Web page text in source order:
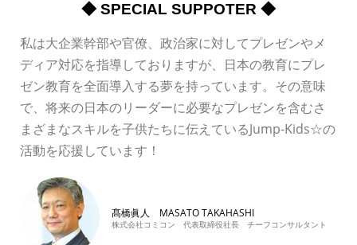
◆ SPECIAL SUPPOTER ◆
私は大企業幹部や官僚、政治家に対してプレゼンやメ
ディア対応を指導しておりますが、日本の教育にプレ
ゼン教育を全面導入する夢を持っています。その意味
で、将来の日本のリーダーに必要なプレゼンを含むさ
まざまなスキルを子供たちに伝えているJump-Kids☆の
活動を応援しています！
髙橋眞人 MASATO TAKAHASHI
株式会社コミコン 代表取締役社長 チーフコンサルタント